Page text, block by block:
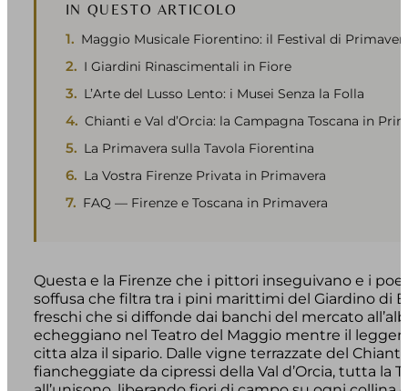
IN QUESTO ARTICOLO
Maggio Musicale Fiorentino: il Festival di
I Giardini Rinascimentali in Fiore
L’Arte del Lusso Lento: i Musei Senza la Folla
Chianti e Val d’Orcia: la Campagna Toscana in
La Primavera sulla Tavola Fiorentina
La Vostra Firenze Privata in Primavera
FAQ — Firenze e Toscana in Primavera
Questa e la Firenze che i pittori inseguivano e i
soffusa che filtra tra i pini marittimi del Giardino di
freschi che si diffonde dai banchi del mercato
echeggiano nel Teatro del Maggio mentre il
citta alza il sipario. Dalle vigne terrazzate del
fiancheggiate da cipressi della Val d’Orcia, tutta la